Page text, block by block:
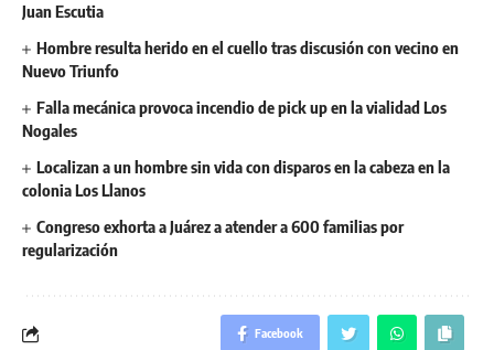
Juan Escutia
Hombre resulta herido en el cuello tras discusión con vecino en
Nuevo Triunfo
Falla mecánica provoca incendio de pick up en la vialidad Los
Nogales
Localizan a un hombre sin vida con disparos en la cabeza en la
colonia Los Llanos
Congreso exhorta a Juárez a atender a 600 familias por
regularización
Facebook